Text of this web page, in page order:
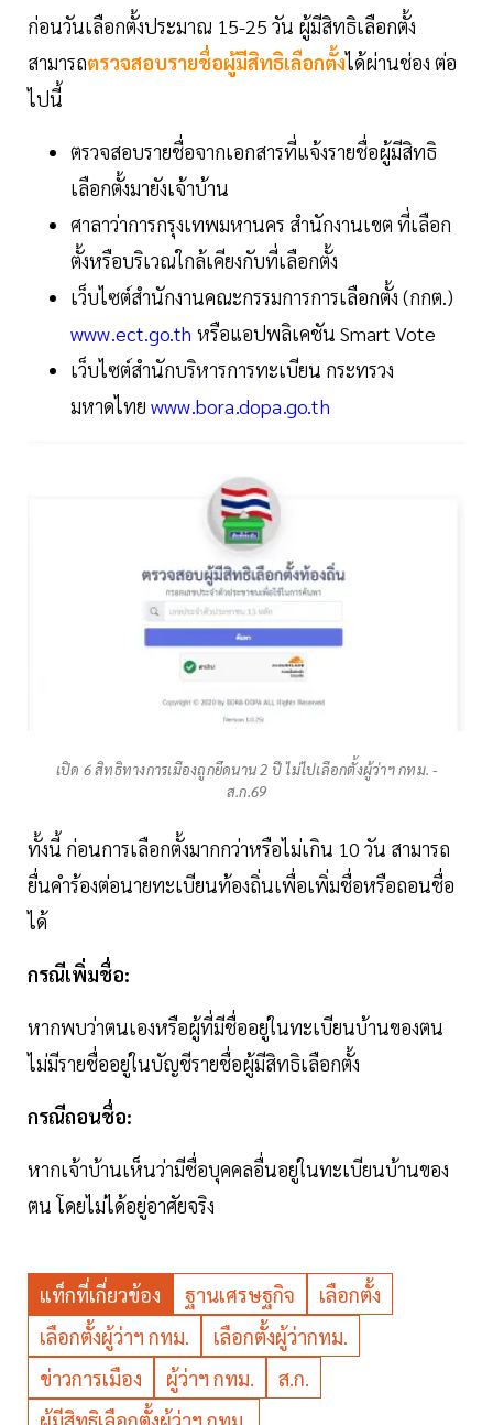
ก่อนวันเลือกตั้งประมาณ 15-25 วัน ผู้มีสิทธิเลือกตั้ง
สามารถตรวจสอบรายชื่อผู้มีสิทธิเลือกตั้งได้ผ่านช่อง ต่อ
ไปนี้
ตรวจสอบรายชื่อจากเอกสารที่แจ้งรายชื่อผู้มีสิทธิ
เลือกตั้งมายังเจ้าบ้าน
ศาลาว่าการกรุงเทพมหานคร สำนักงานเขต ที่เลือก
ตั้งหรือบริเวณใกล้เคียงกับที่เลือกตั้ง
เว็บไซต์สำนักงานคณะกรรมการการเลือกตั้ง (กกต.)
www.ect.go.th หรือแอปพลิเคชัน Smart Vote
เว็บไซต์สำนักบริหารการทะเบียน กระทรวง
มหาดไทย www.bora.dopa.go.th
เปิด 6 สิทธิทางการเมืองถูกยึดนาน 2 ปี ไม่ไปเลือกตั้งผู้ว่าฯ กทม. -
ส.ก.69
ทั้งนี้ ก่อนการเลือกตั้งมากกว่าหรือไม่เกิน 10 วัน สามารถ
ยื่นคำร้องต่อนายทะเบียนท้องถิ่นเพื่อเพิ่มชื่อหรือถอนชื่อ
ได้
กรณีเพิ่มชื่อ:
หากพบว่าตนเองหรือผู้ที่มีชื่ออยู่ในทะเบียนบ้านของตน
ไม่มีรายชื่ออยู่ในบัญชีรายชื่อผู้มีสิทธิเลือกตั้ง
กรณีถอนชื่อ:
หากเจ้าบ้านเห็นว่ามีชื่อบุคคลอื่นอยู่ในทะเบียนบ้านของ
ตน โดยไม่ได้อยู่อาศัยจริง
แท็กที่เกี่ยวข้อง ฐานเศรษฐกิจ
เลือกตั้ง
เลือกตั้งผู้ว่าฯ กทม.
เลือกตั้งผู้ว่ากทม.
ข่าวการเมือง
ผู้ว่าฯ กทม.
ส.ก.